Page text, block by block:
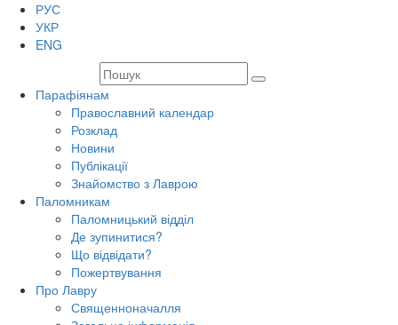
РУС
УКР
ENG
Парафіянам
Православний календар
Розклад
Новини
Публікації
Знайомство з Лаврою
Паломникам
Паломницький відділ
Де зупинитися?
Що відвідати?
Пожертвування
Про Лавру
Священноначалля